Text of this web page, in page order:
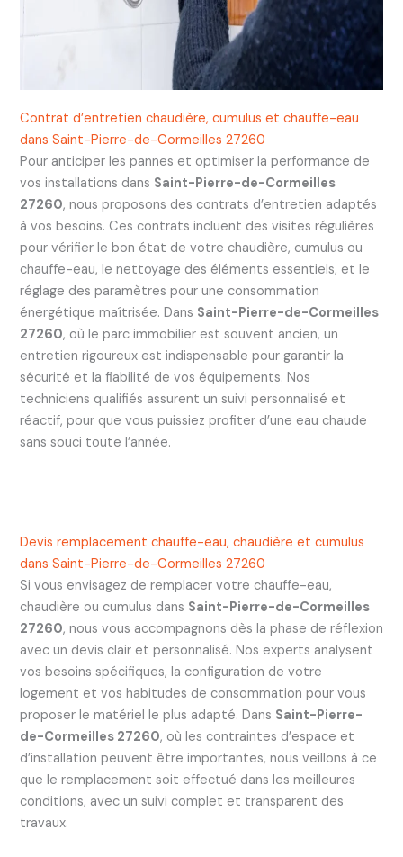
Contrat d’entretien chaudière, cumulus et chauffe-eau
dans Saint-Pierre-de-Cormeilles 27260
Pour anticiper les pannes et optimiser la performance de
vos installations dans Saint-Pierre-de-Cormeilles
27260, nous proposons des contrats d’entretien adaptés
à vos besoins. Ces contrats incluent des visites régulières
pour vérifier le bon état de votre chaudière, cumulus ou
chauffe-eau, le nettoyage des éléments essentiels, et le
réglage des paramètres pour une consommation
énergétique maîtrisée. Dans Saint-Pierre-de-Cormeilles
27260, où le parc immobilier est souvent ancien, un
entretien rigoureux est indispensable pour garantir la
sécurité et la fiabilité de vos équipements. Nos
techniciens qualifiés assurent un suivi personnalisé et
réactif, pour que vous puissiez profiter d’une eau chaude
sans souci toute l’année.
Devis remplacement chauffe-eau, chaudière et cumulus
dans Saint-Pierre-de-Cormeilles 27260
Si vous envisagez de remplacer votre chauffe-eau,
chaudière ou cumulus dans Saint-Pierre-de-Cormeilles
27260, nous vous accompagnons dès la phase de réflexion
avec un devis clair et personnalisé. Nos experts analysent
vos besoins spécifiques, la configuration de votre
logement et vos habitudes de consommation pour vous
proposer le matériel le plus adapté. Dans Saint-Pierre-
de-Cormeilles 27260, où les contraintes d’espace et
d’installation peuvent être importantes, nous veillons à ce
que le remplacement soit effectué dans les meilleures
conditions, avec un suivi complet et transparent des
travaux.